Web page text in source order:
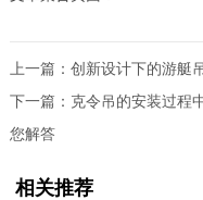
上一篇： 创新设计下的游艇
下一篇： 克令吊的安装过程
您解答
相关推荐